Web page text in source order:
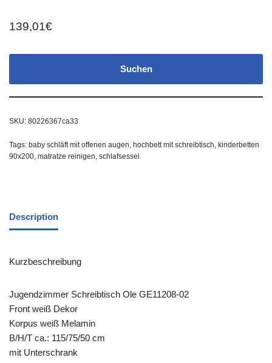
139,01€
Suchen
SKU: 80226367ca33
Tags: baby schläft mit offenen augen, hochbett mit schreibtisch, kinderbetten
90x200, matratze reinigen, schlafsessel
Description
Kurzbeschreibung
Jugendzimmer Schreibtisch Ole GE11208-02
Front weiß Dekor
Korpus weiß Melamin
B/H/T ca.: 115/75/50 cm
mit Unterschrank